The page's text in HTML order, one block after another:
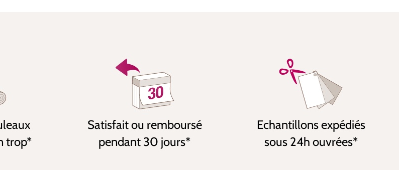
trop*
Satisfait ou remboursé
pendant 30 jours*
Echantillons expédiés
sous 24h ouvrées*